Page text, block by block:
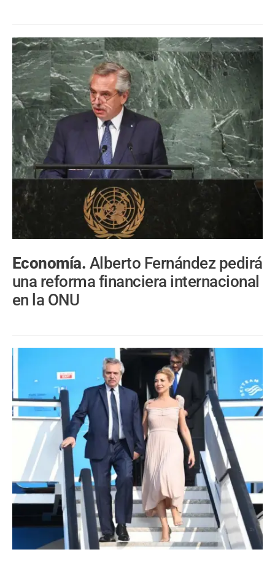
Economía. Alberto Fernández pedirá
una reforma financiera internacional
en la ONU